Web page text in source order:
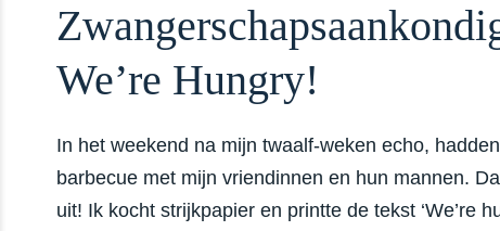
We’re Hungry!
In het weekend na mijn twaalf-weken echo,
barbecue met mijn vriendinnen en hun mannen.
uit! Ik kocht strijkpapier en printte de tekst ‘We’re